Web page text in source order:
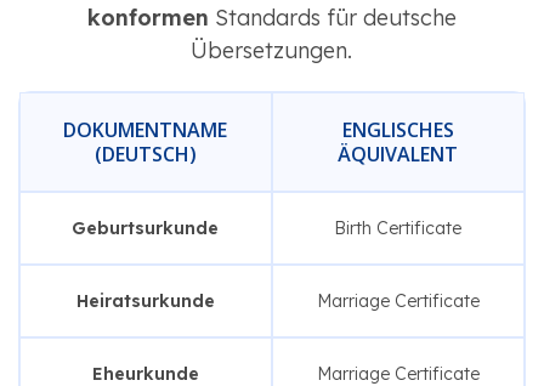
konformen Standards für deutsche
Übersetzungen.
DOKUMENTNAME
(DEUTSCH)
ENGLISCHES
ÄQUIVALENT
Geburtsurkunde Birth Certificate
Heiratsurkunde Marriage Certificate
Eheurkunde
Marriage Certificate